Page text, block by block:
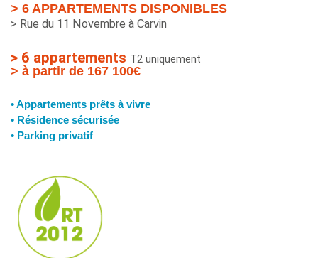
> 6 APPARTEMENTS DISPONIBLES
> Rue du 11 Novembre à Carvin
> 6 appartements T2 uniquement
> à partir de 167 100€
• Appartements prêts à vivre
• Résidence sécurisée
• Parking privatif